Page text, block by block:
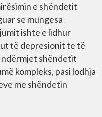
e shëndetit
se mungesa
ishte e lidhur
të depresionit te të
shëndetit
kompleks, pasi lodhja
me shëndetin